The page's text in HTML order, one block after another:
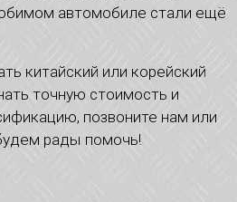
автомобиле стали ещё
китайский или корейский
точную стоимость и
позвоните нам или
рады помочь!